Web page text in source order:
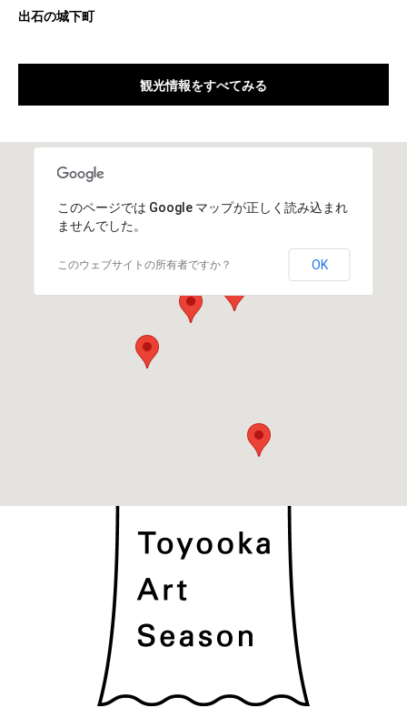
出石の城下町
観光情報をすべてみる
このページでは Google マップが正しく読み込まれ
ませんでした。
このウェブサイトの所有者ですか？ OK